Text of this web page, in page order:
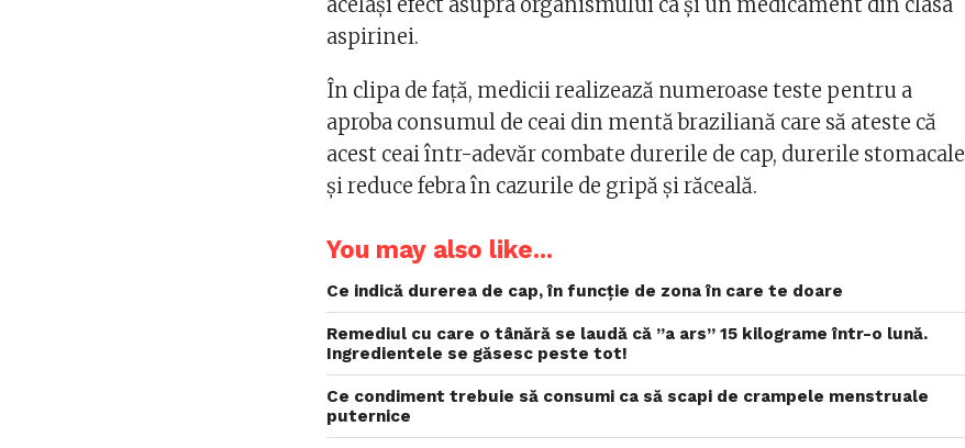
aspirinei.
În clipa de față, medicii realizează numeroase teste pentru a
aproba consumul de ceai din mentă braziliană care să ateste că
acest ceai într-adevăr combate durerile de cap, durerile stomacale
și reduce febra în cazurile de gripă și răceală.
You may also like...
Ce indică durerea de cap, în funcție de zona în care te doare
Remediul cu care o tânără se laudă că ”a ars” 15 kilograme într-o lună.
Ingredientele se găsesc peste tot!
Ce condiment trebuie să consumi ca să scapi de crampele menstruale
puternice